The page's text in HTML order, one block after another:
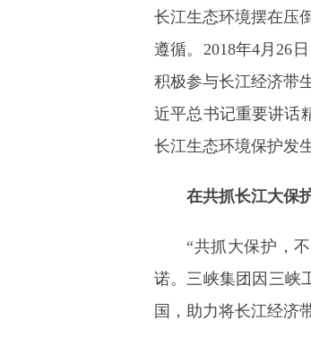
长江生态环境摆在压
遵循。2018年4月26
积极参与长江经济带
近平总书记重要讲话
长江生态环境保护发
在共抓长江大保
“共抓大保护，
诺。三峡集团因三峡
国，助力将长江经济